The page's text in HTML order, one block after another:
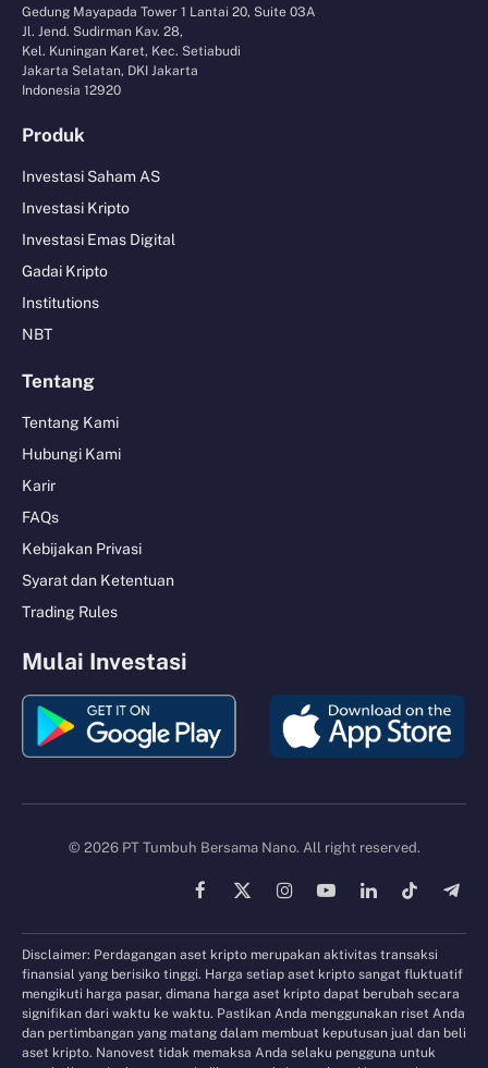
Gedung Mayapada Tower 1 Lantai 20, Suite 03A
Jl. Jend. Sudirman Kav. 28,
Kel. Kuningan Karet, Kec. Setiabudi
Jakarta Selatan, DKI Jakarta
Indonesia 12920
Produk
Investasi Saham AS
Investasi Kripto
Investasi Emas Digital
Gadai Kripto
Institutions
NBT
Tentang
Tentang Kami
Hubungi Kami
Karir
FAQs
Kebijakan Privasi
Syarat dan Ketentuan
Trading Rules
Mulai Investasi
© 2026 PT Tumbuh Bersama Nano. All right reserved.
Facebook
X
InstagramYouTubeLinkedInTikTok
Disclaimer: Perdagangan aset kripto merupakan aktivitas transaksi
finansial yang berisiko tinggi. Harga setiap aset kripto sangat fluktuatif
mengikuti harga pasar, dimana harga aset kripto dapat berubah secara
signifikan dari waktu ke waktu. Pastikan Anda menggunakan riset Anda
dan pertimbangan yang matang dalam membuat keputusan jual dan beli
aset kripto. Nanovest tidak memaksa Anda selaku pengguna untuk